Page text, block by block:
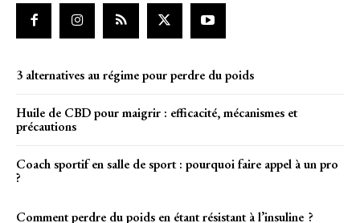
3 alternatives au régime pour perdre du poids
Huile de CBD pour maigrir : efficacité, mécanismes et
précautions
Coach sportif en salle de sport : pourquoi faire appel à un pro
?
Comment perdre du poids en étant résistant à l’insuline ?